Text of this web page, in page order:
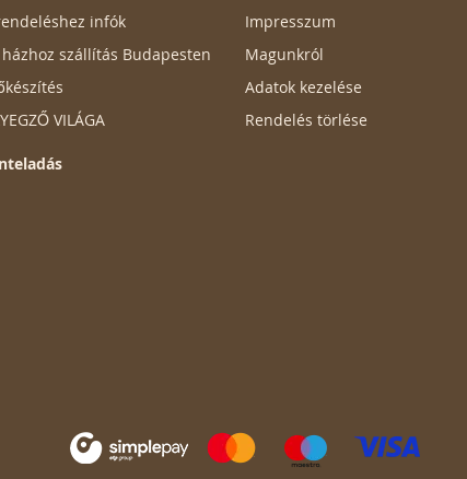
infók
házhoz szállítás Budapesten
VILÁGA
Impresszum
Magunkról
Adatok kezelése
Rendelés törlése